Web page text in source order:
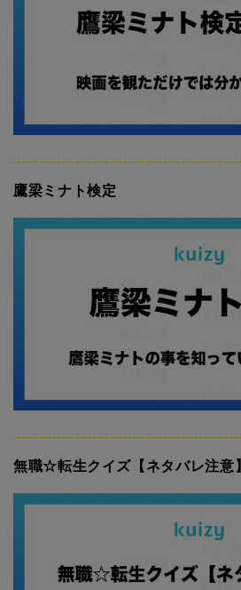
鷹梁ミナト検定
無職☆転生クイズ【ネタバレ注意】